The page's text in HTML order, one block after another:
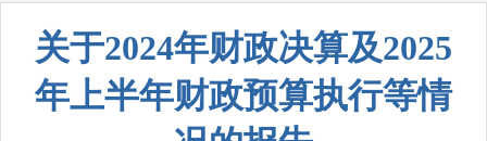
关于2024年财政决算及2025
年上半年财政预算执行等情